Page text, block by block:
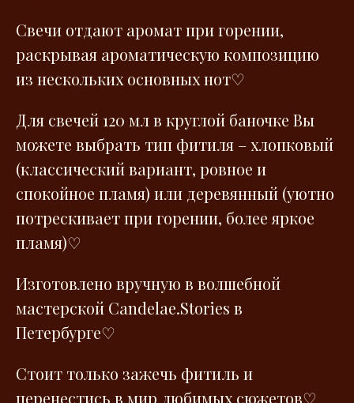
Свечи отдают аромат при горении,
раскрывая ароматическую композицию
из нескольких основных нот♡
Для свечей 120 мл в круглой баночке Вы
можете выбрать тип фитиля – хлопковый
(классический вариант, ровное и
спокойное пламя) или деревянный (уютно
потрескивает при горении, более яркое
пламя)♡
Изготовлено вручную в волшебной
мастерской Сandelae.Stories в
Петербурге♡
Стоит только зажечь фитиль и
перенестись в мир любимых сюжетов♡